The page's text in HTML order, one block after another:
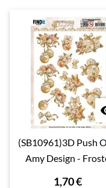
(SB10961)3D Push
Amy Design -
1,70 €